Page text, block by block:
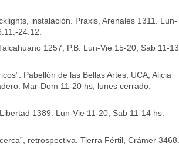
instalación. Praxis, Arenales 1311. Lun-
24.12.
1257, P.B. Lun-Vie 15-20, Sab 11-13
Pabellón de las Bellas Artes, UCA, Alicia
Mar-Dom 11-20 hs, lunes cerrado.
1389. Lun-Vie 11-20, Sab 11-14 hs.
retrospectiva. Tierra Fértil, Crámer 3468.